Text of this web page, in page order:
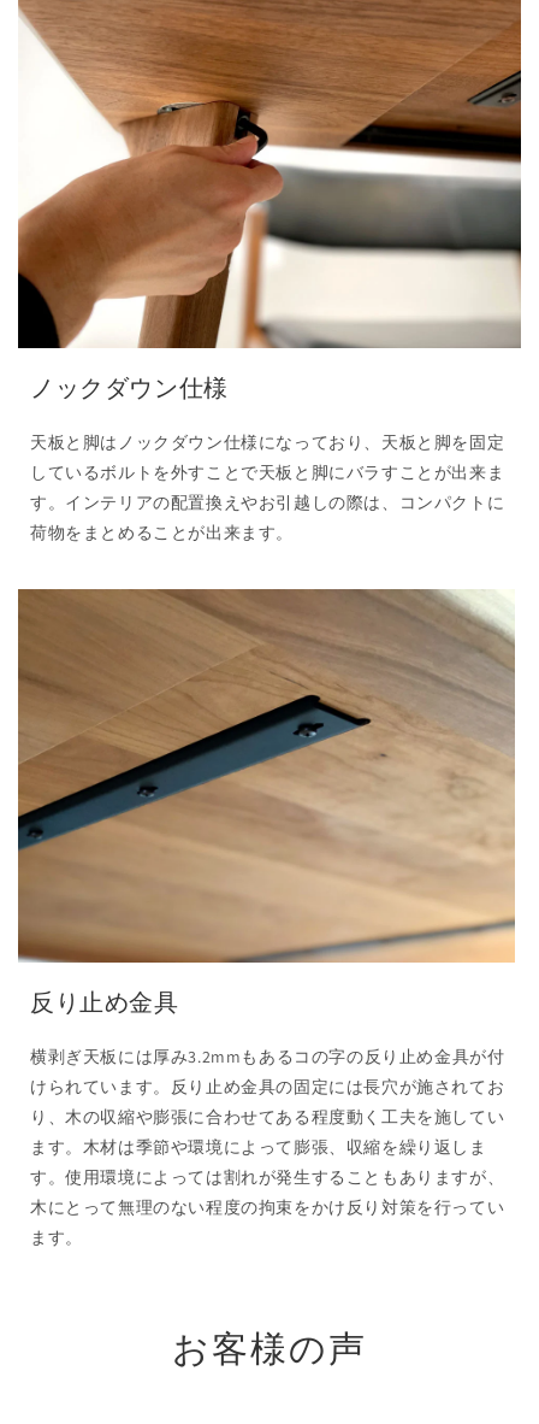
ノックダウン仕様
天板と脚はノックダウン仕様になっており、天板と脚を固定
しているボルトを外すことで天板と脚にバラすことが出来ま
す。インテリアの配置換えやお引越しの際は、コンパクトに
荷物をまとめることが出来ます。
反り止め金具
横剥ぎ天板には厚み3.2mmもあるコの字の反り止め金具が付
けられています。反り止め金具の固定には長穴が施されてお
り、木の収縮や膨張に合わせてある程度動く工夫を施してい
ます。木材は季節や環境によって膨張、収縮を繰り返しま
す。使用環境によっては割れが発生することもありますが、
木にとって無理のない程度の拘束をかけ反り対策を行ってい
ます。
お客様の声